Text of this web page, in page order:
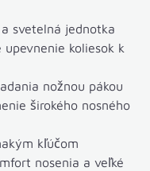
svetelná jednotka
koliesok k
nožnou pákou
širokého nosného
kľúčom
nosenia a veľké